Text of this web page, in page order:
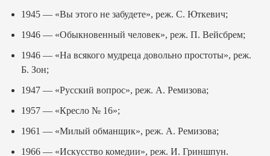
1945 — «Вы этого не забудете», реж. С. Юткевич;
1946 — «Обыкновенный человек», реж. П. Вейсбрем;
1946 — «На всякого мудреца довольно простоты», реж.
Б. Зон;
1947 — «Русский вопрос», реж. А. Ремизова;
1957 — «Кресло № 16»;
1961 — «Милый обманщик», реж. А. Ремизова;
1966 — «Искусство комедии», реж. И. Гриншпун.